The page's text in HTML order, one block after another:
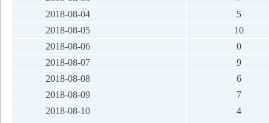
2018-08-04
5
2018-08-05
10
2018-08-06
0
2018-08-07
9
2018-08-08
6
2018-08-09
7
2018-08-10
4